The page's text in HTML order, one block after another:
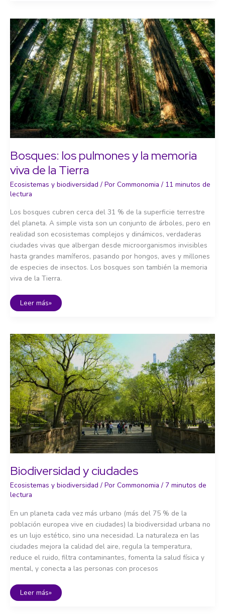
vida
en
la
tierra
Bosques: los pulmones y la memoria
viva de la Tierra
Ecosistemas y biodiversidad / Por Commonomia / 11 minutos de
lectura
Los bosques cubren cerca del 31 % de la superficie terrestre
del planeta. A simple vista son un conjunto de árboles, pero en
realidad son ecosistemas complejos y dinámicos, verdaderas
ciudades vivas que albergan desde microorganismos invisibles
hasta grandes mamíferos, pasando por hongos, aves y millones
de especies de insectos. Los bosques son también la memoria
viva de la Tierra.
Bosques:
memoria
viva
de
la
Tierra
Leer más»
Biodiversidad y ciudades
Ecosistemas y biodiversidad / Por Commonomia / 7 minutos de
lectura
En un planeta cada vez más urbano (más del 75 % de la
población europea vive en ciudades) la biodiversidad urbana no
es un lujo estético, sino una necesidad. La naturaleza en las
ciudades mejora la calidad del aire, regula la temperatura,
reduce el ruido, filtra contaminantes, fomenta la salud física y
mental, y conecta a las personas con procesos
Biodiversidad
y
Leer más»